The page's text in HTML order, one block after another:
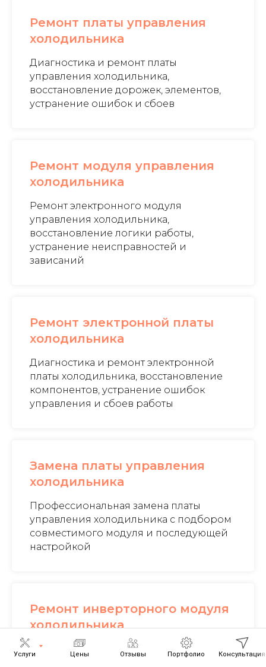
Услуги Цены Отзывы Портфолио Консультация
Ремонт платы управления
холодильника
Диагностика и ремонт платы
управления холодильника,
восстановление дорожек, элементов,
устранение ошибок и сбоев
Ремонт модуля управления
холодильника
Ремонт электронного модуля
управления холодильника,
восстановление логики работы,
устранение неисправностей и
зависаний
Ремонт электронной платы
холодильника
Диагностика и ремонт электронной
платы холодильника, восстановление
компонентов, устранение ошибок
управления и сбоев работы
Замена платы управления
холодильника
Профессиональная замена платы
управления холодильника с подбором
совместимого модуля и последующей
настройкой
Ремонт инверторного модуля
холодильника
Ремонт инверторного модуля